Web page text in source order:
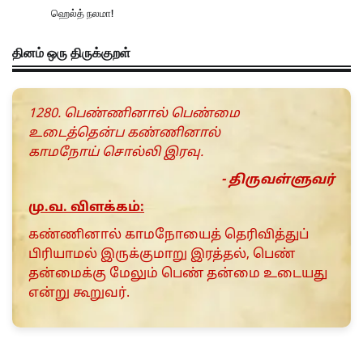
ஹெல்த் நலமா!
தினம் ஒரு திருக்குறள்
1280. பெண்ணினால் பெண்மை
உடைத்தென்ப கண்ணினால்
காமநோய் சொல்லி இரவு.
- திருவள்ளுவர்
மு.வ. விளக்கம்:
கண்ணினால் காமநோயைத் தெரிவித்துப்
பிரியாமல் இருக்குமாறு இரத்தல், பெண்
தன்மைக்கு மேலும் பெண் தன்மை உடையது
என்று கூறுவர்.